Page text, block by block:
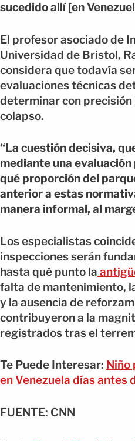
sucedido allí [en
El profesor asociado de
Universidad de Bristol,
considera que todavía
evaluaciones técnicas
determinar con precisión
colapso.
“La cuestión decisiva,
mediante una
qué proporción del
anterior a estas
manera informal, al
Los especialistas
inspecciones serán
hasta qué punto la
falta de mantenimiento,
y la ausencia de
contribuyeron a la
registrados tras el
Te Puede Interesar: Niño
en Venezuela días antes
FUENTE: CNN